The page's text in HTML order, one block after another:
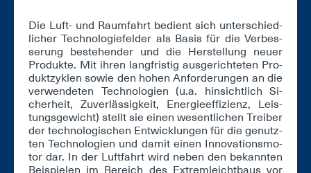
Die Luft- und Raum­fahrt be­dient sich un­ter­schied­
li­cher Tech­no­lo­gie­fel­der als Ba­sis für die Ver­bes­
se­rung be­stehen­der und die Her­stel­lung neu­er
Pro­duk­te. Mit ih­ren lang­fris­tig aus­ge­rich­te­ten Pro­
dukt­zy­klen so­wie den ho­hen An­for­de­run­gen an die
ver­wen­de­ten Tech­no­lo­gi­en (u.a. hin­sicht­lich Si­
cher­heit, Zu­ver­läs­sig­keit, En­er­gie­ef­fi­zi­enz, Leis­
tungs­ge­wicht) stellt sie ei­nen we­sent­li­chen Trei­ber
der tech­no­lo­gi­schen Ent­wick­lun­gen für die ge­nutz­
ten Tech­no­lo­gi­en und da­mit ei­nen In­no­va­ti­ons­mo­
tor dar. In der Luft­fahrt wird ne­ben den be­kann­ten
Bei­spie­len im Be­reich des Ex­trem­leicht­baus vor